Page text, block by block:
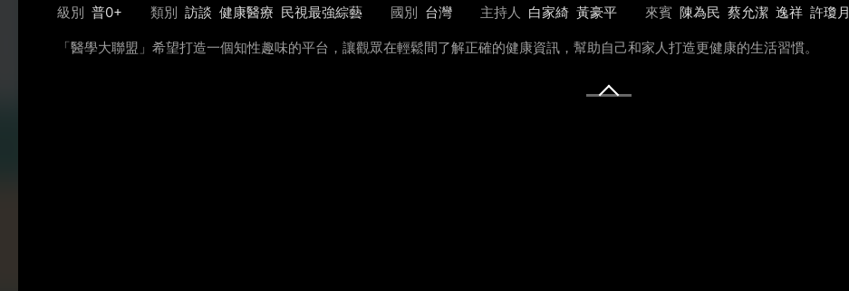
級別 普0+ 類別 訪談 健康醫療 民視最強綜藝 國別 台灣 主持人 白家綺 黃豪平 來賓 陳為民 蔡允潔 逸祥 許瓊月
「醫學大聯盟」希望打造一個知性趣味的平台，讓觀眾在輕鬆間了解正確的健康資訊，幫助自己和家人打造更健康的生活習慣。